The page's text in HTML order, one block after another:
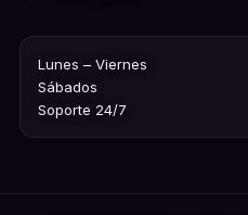
Lunes – Viernes
Sábados
Soporte 24/7